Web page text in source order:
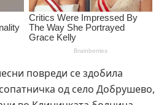
повреди се здобила
од село Добрушево,